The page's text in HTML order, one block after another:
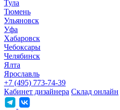
Тула
Тюмень
Ульяновск
Уфа
Хабаровск
Чебоксары
Челябинск
Ялта
Ярославль
+7 (495) 773-74-39
Кабинет дизайнера Склад онлайн